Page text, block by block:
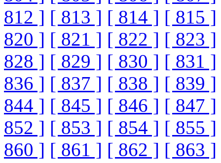
812 ] [ 813 ] [ 814 ] [ 815 ]
820 ] [ 821 ] [ 822 ] [ 823 ]
828 ] [ 829 ] [ 830 ] [ 831 ]
836 ] [ 837 ] [ 838 ] [ 839 ]
844 ] [ 845 ] [ 846 ] [ 847 ]
852 ] [ 853 ] [ 854 ] [ 855 ]
860 ] [ 861 ] [ 862 ] [ 863 ]